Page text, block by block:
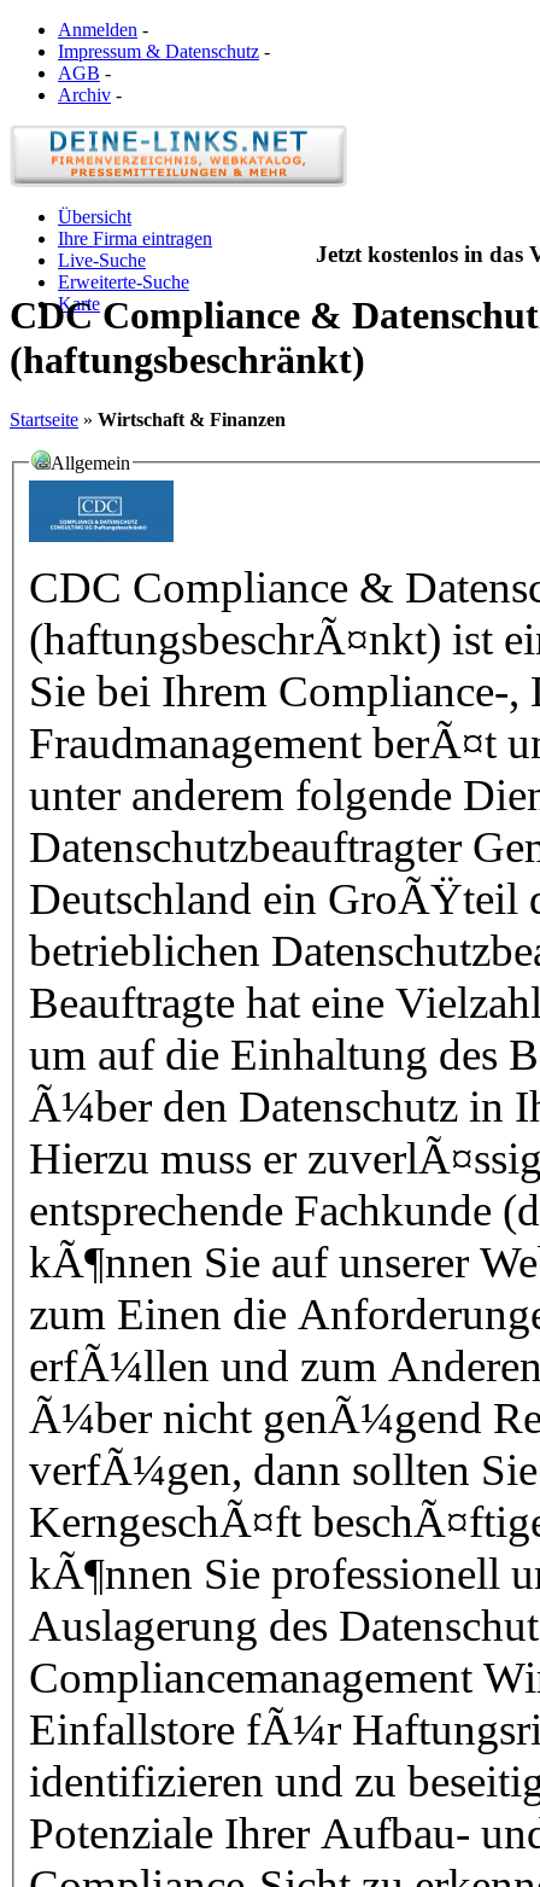
Anmelden -
Impressum & Datenschutz -
AGB -
Archiv -
Übersicht
Ihre Firma eintragen
Live-Suche
Erweiterte-Suche
Karte
Jetzt kostenlos in das
CDC Compliance &
(haftungsbeschränkt)
Startseite » Wirtschaft & Finanzen
Allgemein
CDC Compliance &
(haftungsbeschrÃ¤nkt) ist
Sie bei Ihrem Compliance-,
Fraudmanagement berÃ¤t und
unter anderem folgende
Datenschutzbeauftragter GemÃ¤ÃŸ Â§ 4f BDSG hat in
Deutschland ein GroÃŸteil
betrieblichen
Beauftragte hat eine
um auf die Einhaltung des
Ã¼ber den Datenschutz in
Hierzu muss er
entsprechende Fachkunde
kÃ¶nnen Sie auf unserer
zum Einen die
erfÃ¼llen und zum
Ã¼ber nicht genÃ¼gend
verfÃ¼gen, dann sollten
KerngeschÃ¤ft
kÃ¶nnen Sie professionell
Auslagerung des
Compliancemanagement Wir unterstÃ¼tzen Sie dabei, die
Einfallstore fÃ¼r
identifizieren und zu
Potenziale Ihrer Aufbau-